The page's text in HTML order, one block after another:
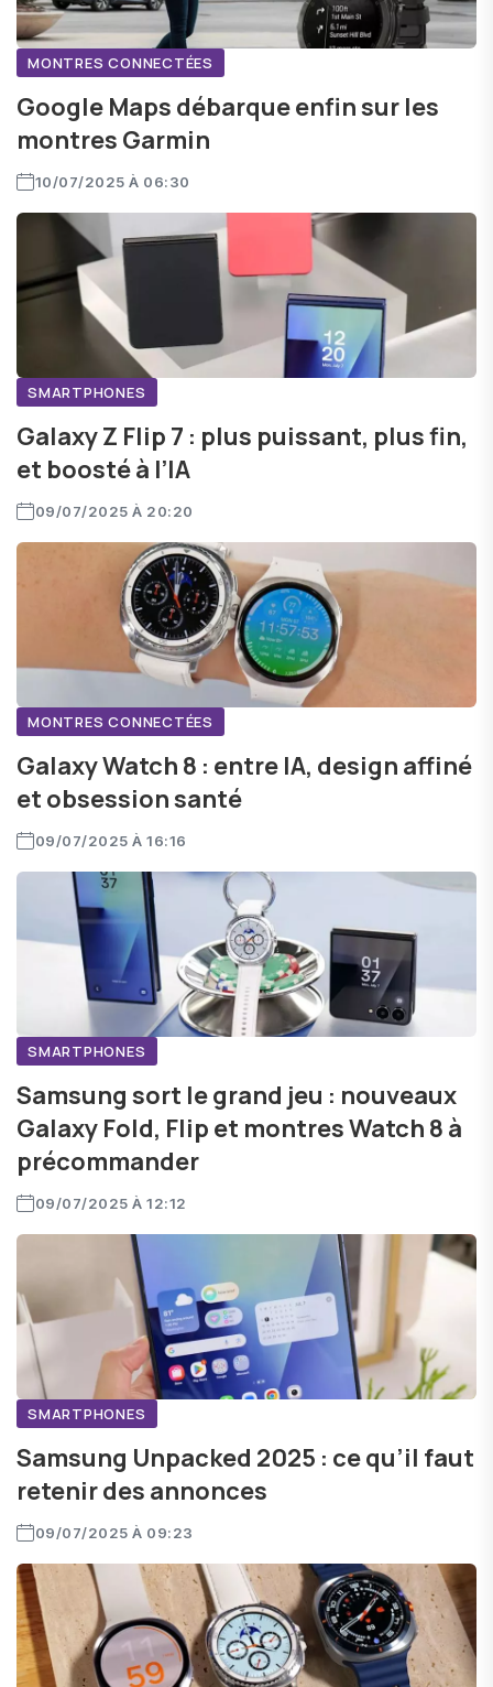
MONTRES CONNECTÉES
Google Maps débarque enfin sur les
montres Garmin
10/07/2025 À 06:30
SMARTPHONES
Galaxy Z Flip 7 : plus puissant, plus fin,
et boosté à l’IA
09/07/2025 À 20:20
MONTRES CONNECTÉES
Galaxy Watch 8 : entre IA, design affiné
et obsession santé
09/07/2025 À 16:16
SMARTPHONES
Samsung sort le grand jeu : nouveaux
Galaxy Fold, Flip et montres Watch 8 à
précommander
09/07/2025 À 12:12
SMARTPHONES
Samsung Unpacked 2025 : ce qu’il faut
retenir des annonces
09/07/2025 À 09:23